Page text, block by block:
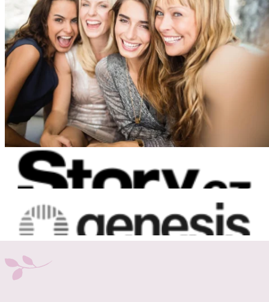
Znáte ze Story.cz
Znáte z genesis-shop.cz